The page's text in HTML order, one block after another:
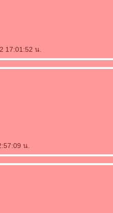
17:01:52 น.
น.